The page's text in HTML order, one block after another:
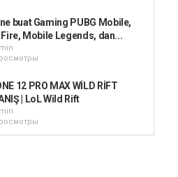
buat Gaming PUBG Mobile,
Fire, Mobile Legends, dan...
12 PRO MAX WİLD RİFT
| LoL Wild Rift